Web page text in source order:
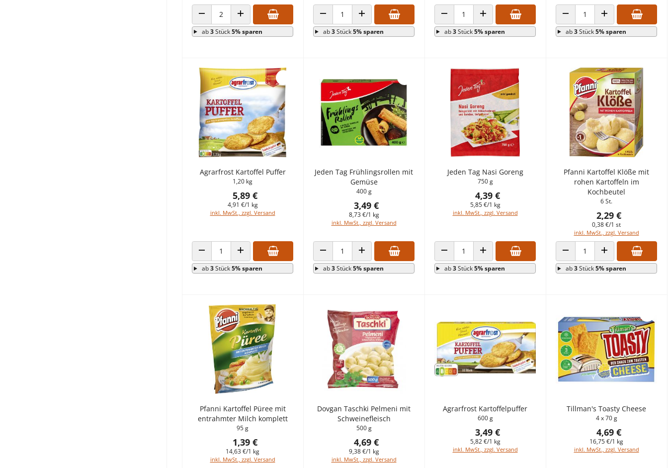
ANZAHL VERRINGERNANZAHL ERHÖHEN
ab3Stück5% sparen
ANZAHL VERRINGERNANZAHL ERHÖHEN
ab3Stück5% sparen
ANZAHL VERRINGERNANZAHL ERHÖHEN
ab3Stück5% sparen
ANZAHL VERRINGERNANZAHL ERHÖHEN
ab3Stück5% sparen
Agrarfrost Kartoffel Puffer
1,20 kg
5,89 €
4,91 €/1 kg
inkl. MwSt., zzgl. Versand
ANZAHL VERRINGERNANZAHL ERHÖHEN
ab3Stück5% sparen
Jeden Tag Frühlingsrollen mit
Gemüse
400 g
3,49 €
8,73 €/1 kg
inkl. MwSt., zzgl. Versand
ANZAHL VERRINGERNANZAHL ERHÖHEN
ab3Stück5% sparen
Jeden Tag Nasi Goreng
750 g
4,39 €
5,85 €/1 kg
inkl. MwSt., zzgl. Versand
ANZAHL VERRINGERNANZAHL ERHÖHEN
ab3Stück5% sparen
Pfanni Kartoffel Klöße mit
rohen Kartoffeln im
Kochbeutel
6 St.
2,29 €
0,38 €/1 st
inkl. MwSt., zzgl. Versand
ANZAHL VERRINGERNANZAHL ERHÖHEN
ab3Stück5% sparen
Pfanni Kartoffel Püree mit
entrahmter Milch komplett
95 g
1,39 €
14,63 €/1 kg
inkl. MwSt., zzgl. Versand
Dovgan Taschki Pelmeni mit
Schweinefleisch
500 g
4,69 €
9,38 €/1 kg
inkl. MwSt., zzgl. Versand
Agrarfrost Kartoffelpuffer
600 g
3,49 €
5,82 €/1 kg
inkl. MwSt., zzgl. Versand
Tillman's Toasty Cheese
4 x 70 g
4,69 €
16,75 €/1 kg
inkl. MwSt., zzgl. Versand